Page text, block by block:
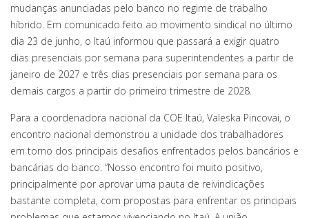
mudanças anunciadas pelo banco no regime de trabalho
híbrido. Em comunicado feito ao movimento sindical no último
dia 23 de junho, o Itaú informou que passará a exigir quatro
dias presenciais por semana para superintendentes a partir de
janeiro de 2027 e três dias presenciais por semana para os
demais cargos a partir do primeiro trimestre de 2028.
Para a coordenadora nacional da COE Itaú, Valeska Pincovai, o
encontro nacional demonstrou a unidade dos trabalhadores
em torno dos principais desafios enfrentados pelos bancários e
bancárias do banco. “Nosso encontro foi muito positivo,
principalmente por aprovar uma pauta de reivindicações
bastante completa, com propostas para enfrentar os principais